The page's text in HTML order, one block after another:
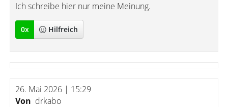
Ich schreibe hier nur meine Meinung.
0x Hilfreich
26. Mai 2026 | 15:29
Von drkabo